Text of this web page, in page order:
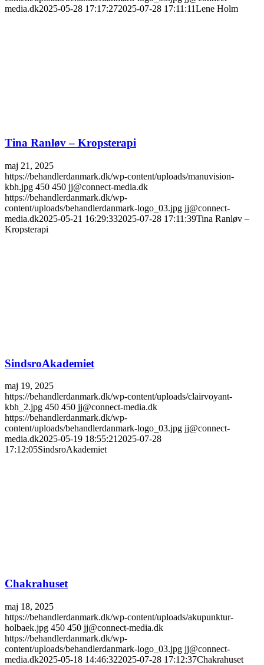
media.dk2025-05-28 17:17:272025-07-28 17:11:11Lene Holm
Tina Ranløv – Kropsterapi
maj 21, 2025
https://behandlerdanmark.dk/wp-content/uploads/manuvision-
kbh.jpg 450 450 jj@connect-media.dk
https://behandlerdanmark.dk/wp-
content/uploads/behandlerdanmark-logo_03.jpg jj@connect-
media.dk2025-05-21 16:29:332025-07-28 17:11:39Tina Ranløv –
Kropsterapi
SindsroAkademiet
maj 19, 2025
https://behandlerdanmark.dk/wp-content/uploads/clairvoyant-
kbh_2.jpg 450 450 jj@connect-media.dk
https://behandlerdanmark.dk/wp-
content/uploads/behandlerdanmark-logo_03.jpg jj@connect-
media.dk2025-05-19 18:55:21 2025-07-28
17:12:05SindsroAkademiet
Chakrahuset
maj 18, 2025
https://behandlerdanmark.dk/wp-content/uploads/akupunktur-
holbaek.jpg 450 450 jj@connect-media.dk
https://behandlerdanmark.dk/wp-
content/uploads/behandlerdanmark-logo_03.jpg jj@connect-
media.dk2025-05-18 14:46:322025-07-28 17:12:37Chakrahuset